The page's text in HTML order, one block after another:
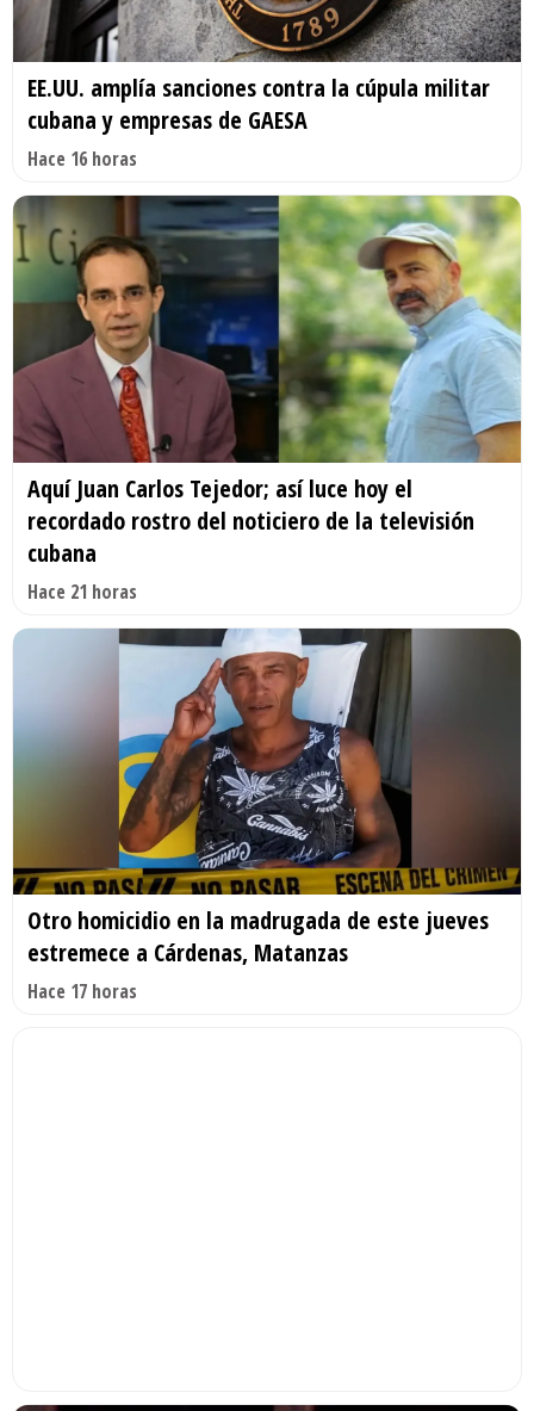
EE.UU. amplía sanciones contra la cúpula militar
cubana y empresas de GAESA
Hace 16 horas
Aquí Juan Carlos Tejedor; así luce hoy el
recordado rostro del noticiero de la televisión
cubana
Hace 21 horas
Otro homicidio en la madrugada de este jueves
estremece a Cárdenas, Matanzas
Hace 17 horas